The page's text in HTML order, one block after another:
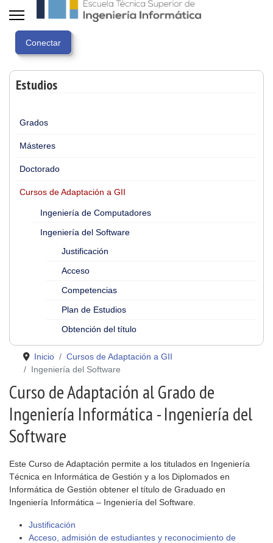
Estudios
Grados
Másteres
Doctorado
Cursos de Adaptación a GII
Ingeniería de Computadores
Ingeniería del Software
Justificación
Acceso
Competencias
Plan de Estudios
Obtención del título
Inicio
Cursos de Adaptación a GII
Ingeniería del Software
Curso de Adaptación al Grado de
Ingeniería Informática - Ingeniería del
Software
Este Curso de Adaptación permite a los titulados en Ingeniería
Técnica en Informática de Gestión y a los Diplomados en
Informática de Gestión obtener el título de Graduado en
Ingeniería Informática – Ingeniería del Software.
Justificación
Acceso, admisión de estudiantes y reconocimiento de